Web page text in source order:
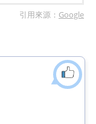
引用來源： Google